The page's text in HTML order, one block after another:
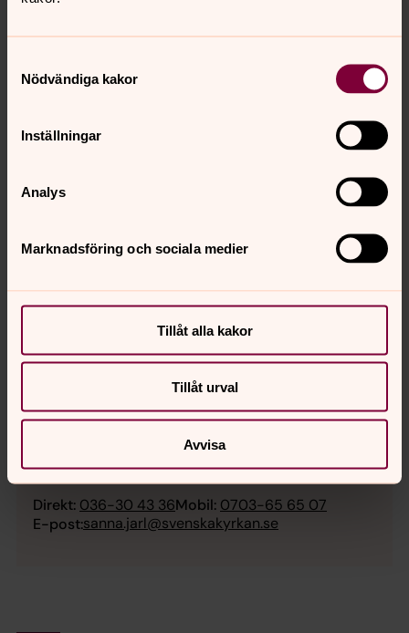
Nödvändiga kakor
Inställningar
Analys
Marknadsföring och sociala medier
Tillåt alla kakor
Tillåt urval
Avvisa
E-post:mattias.wallentin@svenskakyrkan.se
Församlingsassistent, Huskvarna pastorat
Direkt: 036-30 43 36Mobil: 0703-65 65 07
E-post:sanna.jarl@svenskakyrkan.se